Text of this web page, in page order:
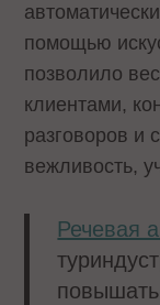
помощью
позволило
клиентами,
разговоров и
вежливость,
Речевая